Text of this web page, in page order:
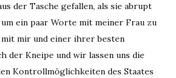
der Tasche gefallen, als sie abrupt
ein paar Worte mit meiner Frau zu
mir und einer ihrer besten
der Kneipe und wir lassen uns die
Kontrollmöglichkeiten des Staates